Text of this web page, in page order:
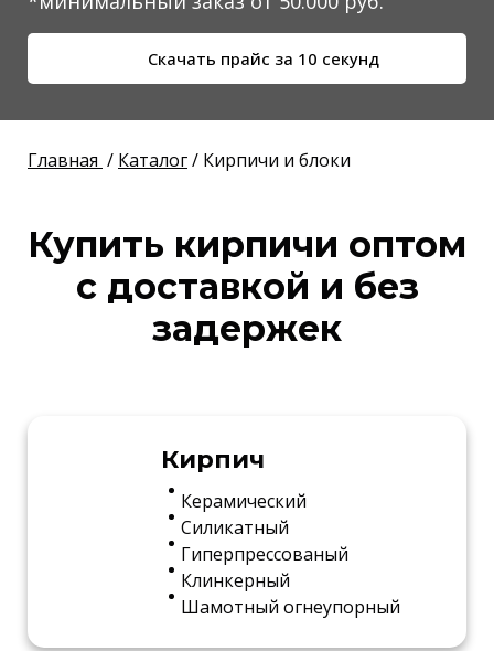
Скачать прайс за 10 секунд
Главная / Каталог/ Кирпичи и блоки
Купить кирпичи оптом
с доставкой и без
задержек
Кирпич
Керамический
Силикатный
Гиперпрессованый
Клинкерный
Шамотный огнеупорный